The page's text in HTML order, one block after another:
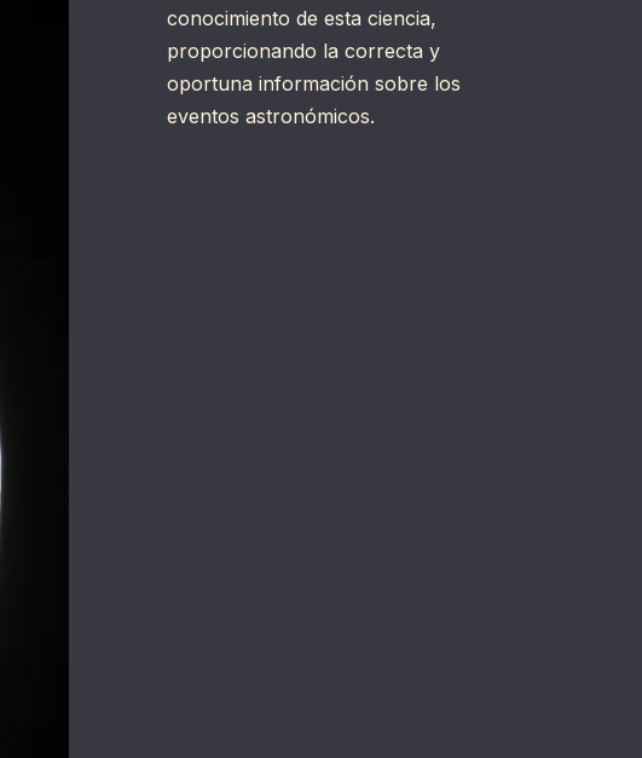
conocimiento de esta ciencia,
proporcionando la correcta y
oportuna información sobre los
eventos astronómicos.